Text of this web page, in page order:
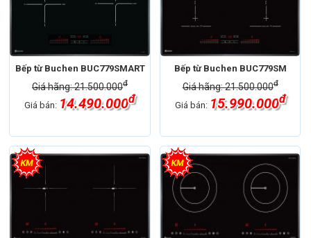
Bếp từ Buchen BUC779SMART
Giá hãng: 21.500.000đ
Giá bán: 14.490.000đ
Bếp từ Buchen BUC779SM
Giá hãng: 21.500.000đ
Giá bán: 15.990.000đ